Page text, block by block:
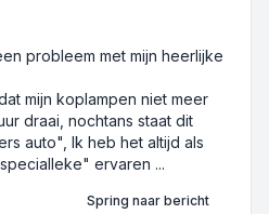
probleem met mijn heerlijke
mijn koplampen niet meer
draai, nochtans staat dit
auto", Ik heb het altijd als
ervaren ...
Spring naar bericht